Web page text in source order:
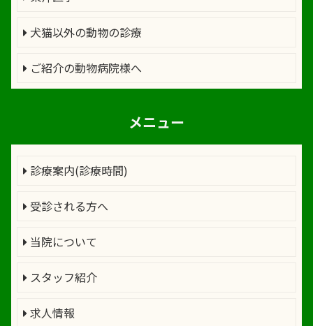
犬猫以外の動物の診療
ご紹介の動物病院様へ
メニュー
診療案内(診療時間)
受診される方へ
当院について
スタッフ紹介
求人情報